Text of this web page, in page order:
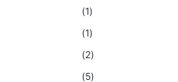
(1)
(1)
(2)
(5)